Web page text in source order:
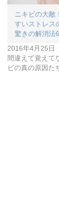
ニキビの大敵
すいストレス
驚きの解消法
2016年4月25日
間違えて覚えて
ビの真の原因た